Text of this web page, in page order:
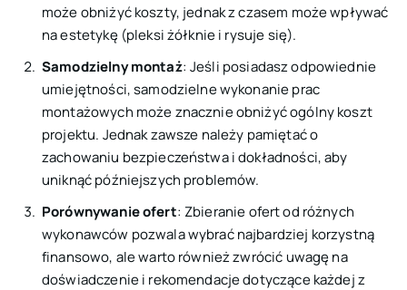
może obniżyć koszty, jednak z czasem może wpływać
na estetykę (pleksi żółknie i rysuje się).
Samodzielny montaż: Jeśli posiadasz odpowiednie
umiejętności, samodzielne wykonanie prac
montażowych może znacznie obniżyć ogólny koszt
projektu. Jednak zawsze należy pamiętać o
zachowaniu bezpieczeństwa i dokładności, aby
uniknąć późniejszych problemów.
Porównywanie ofert: Zbieranie ofert od różnych
wykonawców pozwala wybrać najbardziej korzystną
finansowo, ale warto również zwrócić uwagę na
doświadczenie i rekomendacje dotyczące każdej z